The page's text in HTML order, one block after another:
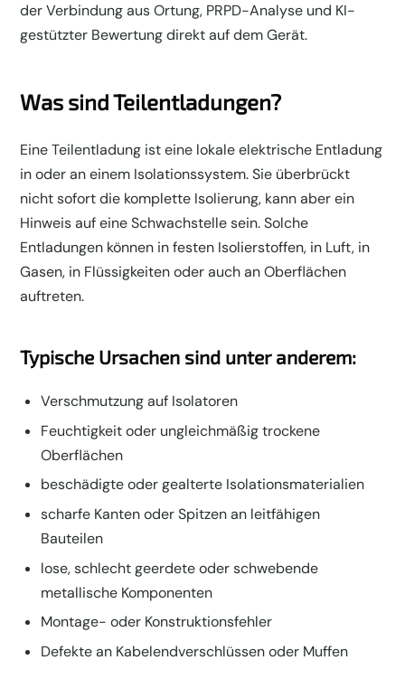
der Verbindung aus Ortung, PRPD-Analyse und KI-
gestützter Bewertung direkt auf dem Gerät.
Was sind Teilentladungen?
Eine Teilentladung ist eine lokale elektrische Entladung
in oder an einem Isolationssystem. Sie überbrückt
nicht sofort die komplette Isolierung, kann aber ein
Hinweis auf eine Schwachstelle sein. Solche
Entladungen können in festen Isolierstoffen, in Luft, in
Gasen, in Flüssigkeiten oder auch an Oberflächen
auftreten.
Typische Ursachen sind unter anderem:
Verschmutzung auf Isolatoren
Feuchtigkeit oder ungleichmäßig trockene
Oberflächen
beschädigte oder gealterte Isolationsmaterialien
scharfe Kanten oder Spitzen an leitfähigen
Bauteilen
lose, schlecht geerdete oder schwebende
metallische Komponenten
Montage- oder Konstruktionsfehler
Defekte an Kabelendverschlüssen oder Muffen